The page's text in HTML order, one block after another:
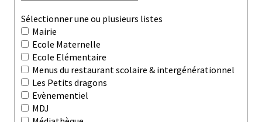
Sélectionner une ou plusieurs listes
Mairie
Ecole Maternelle
Ecole Elémentaire
Menus du restaurant scolaire & intergénérationnel
Les Petits dragons
Evènementiel
MDJ